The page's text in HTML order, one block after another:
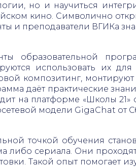
но и научиться
кино. Символично
и преподаватели ВГИКа
образовательной
использовать их
композитинг,
даёт практические
на платформе «Школы 21»
модели GigaChat от
точкой обучения
либо сериала. Они
Такой опыт помогает